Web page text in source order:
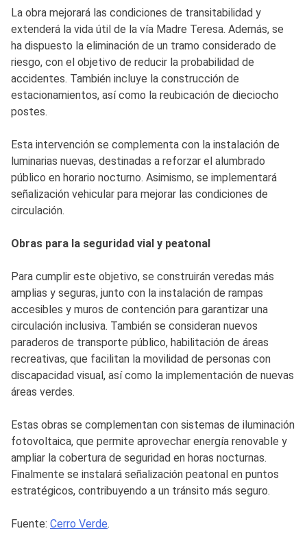
La obra mejorará las condiciones de transitabilidad y
extenderá la vida útil de la vía Madre Teresa. Además, se
ha dispuesto la eliminación de un tramo considerado de
riesgo, con el objetivo de reducir la probabilidad de
accidentes. También incluye la construcción de
estacionamientos, así como la reubicación de dieciocho
postes.
Esta intervención se complementa con la instalación de
luminarias nuevas, destinadas a reforzar el alumbrado
público en horario nocturno. Asimismo, se implementará
señalización vehicular para mejorar las condiciones de
circulación.
Obras para la seguridad vial y peatonal
Para cumplir este objetivo, se construirán veredas más
amplias y seguras, junto con la instalación de rampas
accesibles y muros de contención para garantizar una
circulación inclusiva. También se consideran nuevos
paraderos de transporte público, habilitación de áreas
recreativas, que facilitan la movilidad de personas con
discapacidad visual, así como la implementación de nuevas
áreas verdes.
Estas obras se complementan con sistemas de iluminación
fotovoltaica, que permite aprovechar energía renovable y
ampliar la cobertura de seguridad en horas nocturnas.
Finalmente se instalará señalización peatonal en puntos
estratégicos, contribuyendo a un tránsito más seguro.
Fuente: Cerro Verde.